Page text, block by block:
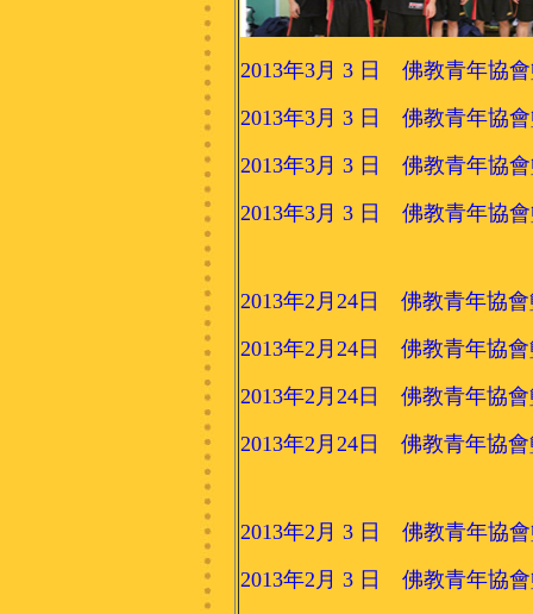
2013年3月 3 日 佛教青年協會
2013年3月 3 日 佛教青年協會
2013年3月 3 日 佛教青年協會
2013年3月 3 日 佛教青年協會
2013年2月24日 佛教青年協
2013年2月24日 佛教青年協
2013年2月24日 佛教青年協
2013年2月24日 佛教青年協
2013年2月 3 日 佛教青年協
2013年2月 3 日 佛教青年協